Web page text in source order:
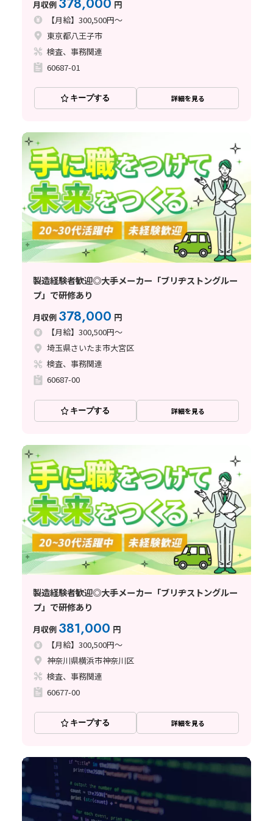
月収例
円
【月給】300,500円～
東京都八王子市
検査、事務関連
60687-01
キープする 詳細を見る
製造経験者歓迎◎大手メーカー「ブリヂストングルー
プ」で研修あり
月収例 378,000 円
【月給】300,500円～
埼玉県さいたま市大宮区
検査、事務関連
60687-00
キープする 詳細を見る
製造経験者歓迎◎大手メーカー「ブリヂストングルー
プ」で研修あり
月収例 381,000 円
【月給】300,500円～
神奈川県横浜市神奈川区
検査、事務関連
60677-00
キープする 詳細を見る